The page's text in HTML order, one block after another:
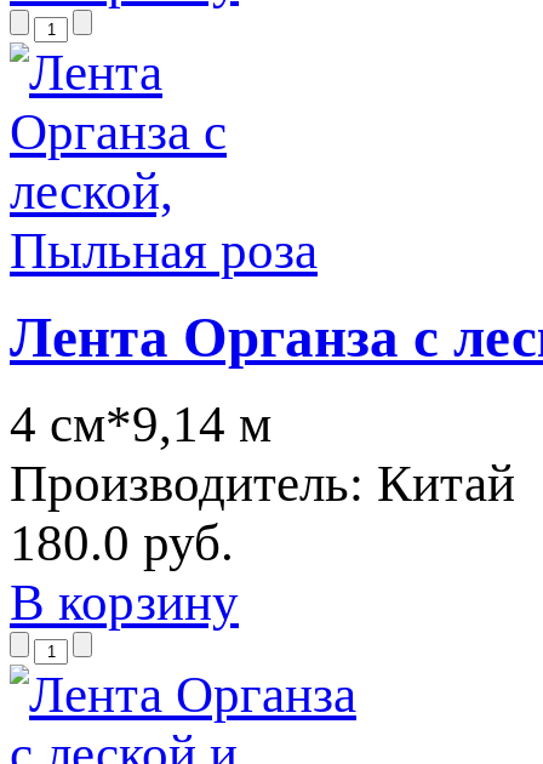
Лента Органза с
4 см*9,14 м
Производитель: Китай
180.0 руб.
В корзину